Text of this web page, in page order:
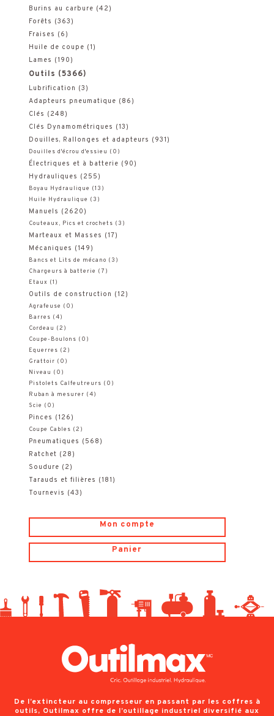
Burins au carbure (42)
Forêts (363)
Fraises (6)
Huile de coupe (1)
Lames (190)
Outils (5366)
Lubrification (3)
Adapteurs pneumatique (86)
Clés (248)
Clés Dynamométriques (13)
Douilles, Rallonges et adapteurs (931)
Douilles d'écrou d'essieu (0)
Électriques et à batterie (90)
Hydrauliques (255)
Boyau Hydraulique (13)
Huile Hydraulique (3)
Manuels (2620)
Couteaux, Pics et crochets (3)
Marteaux et Masses (17)
Mécaniques (149)
Bancs et Lits de mécano (3)
Chargeurs à batterie (7)
Etaux (1)
Outils de construction (12)
Agrafeuse (0)
Barres (4)
Cordeau (2)
Coupe-Boulons (0)
Equerres (2)
Grattoir (0)
Niveau (0)
Pistolets Calfeutreurs (0)
Ruban à mesurer (4)
Scie (0)
Pinces (126)
Coupe Cables (2)
Pneumatiques (568)
Ratchet (28)
Soudure (2)
Tarauds et filières (181)
Tournevis (43)
Mon compte
Panier
De l’extincteur au compresseur en passant par les coffres à
outils, Outilmax offre de l’outillage industriel diversifié aux